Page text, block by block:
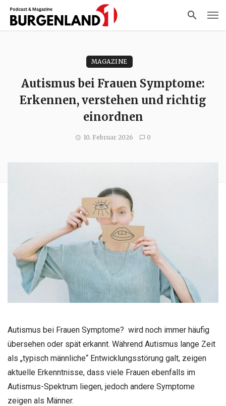
MAGAZINE
Autismus bei Frauen Symptome:
Erkennen, verstehen und richtig
einordnen
10. Februar 2026 0
Autismus bei Frauen Symptome? wird noch immer häufig
übersehen oder spät erkannt. Während Autismus lange Zeit
als „typisch männliche“ Entwicklungsstörung galt, zeigen
aktuelle Erkenntnisse, dass viele Frauen ebenfalls im
Autismus-Spektrum liegen, jedoch andere Symptome
zeigen als Männer.